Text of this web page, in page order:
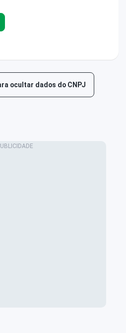
ocultar dados do CNPJ